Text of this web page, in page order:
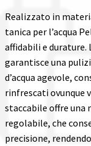
Realizzato in
tanica per l’acqua
affidabili e durature.
garantisce una
d’acqua agevole,
rinfrescati ovunque
staccabile offre una
regolabile, che
precisione,